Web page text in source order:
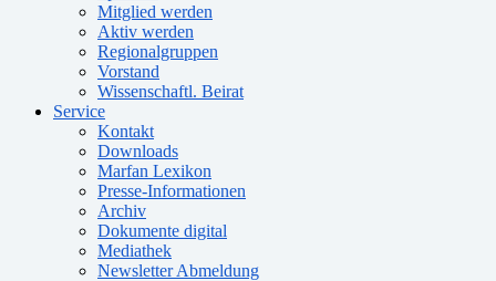
Mitglied werden
Aktiv werden
Regionalgruppen
Vorstand
Wissenschaftl. Beirat
Service
Kontakt
Downloads
Marfan Lexikon
Presse-Informationen
Archiv
Dokumente digital
Mediathek
Newsletter Abmeldung